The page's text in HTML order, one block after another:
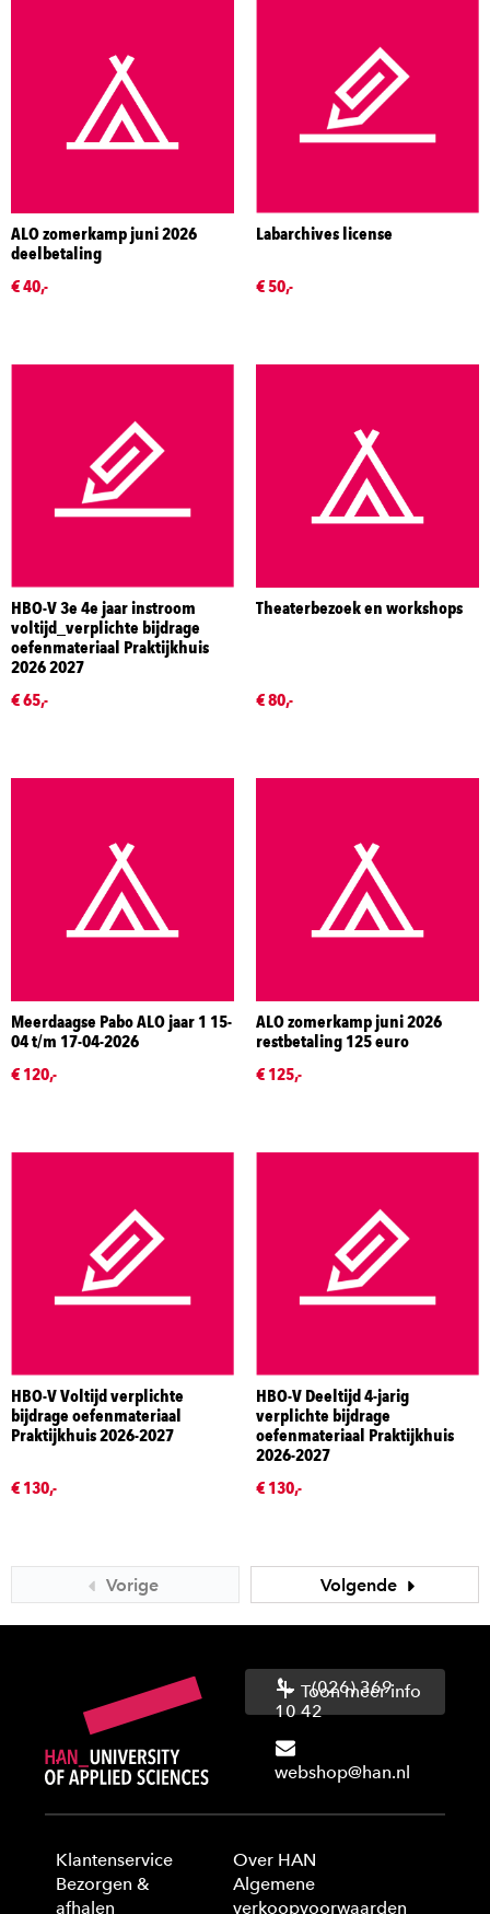
ALO zomerkamp juni 2026
deelbetaling
€ 40,-
Labarchives license
€ 50,-
HBO-V 3e 4e jaar instroom
voltijd_verplichte bijdrage
oefenmateriaal Praktijkhuis
2026 2027
€ 65,-
Theaterbezoek en workshops
€ 80,-
Meerdaagse Pabo ALO jaar 1 15-
04 t/m 17-04-2026
€ 120,-
ALO zomerkamp juni 2026
restbetaling 125 euro
€ 125,-
HBO-V Voltijd verplichte
bijdrage oefenmateriaal
Praktijkhuis 2026-2027
€ 130,-
HBO-V Deeltijd 4-jarig
verplichte bijdrage
oefenmateriaal Praktijkhuis
2026-2027
€ 130,-
Vorige Volgende
(026) 369
10 42
webshop@han.nl
Toon meer info
Klantenservice
Bezorgen &
afhalen
Over HAN
Algemene
verkoopvoorwaarden